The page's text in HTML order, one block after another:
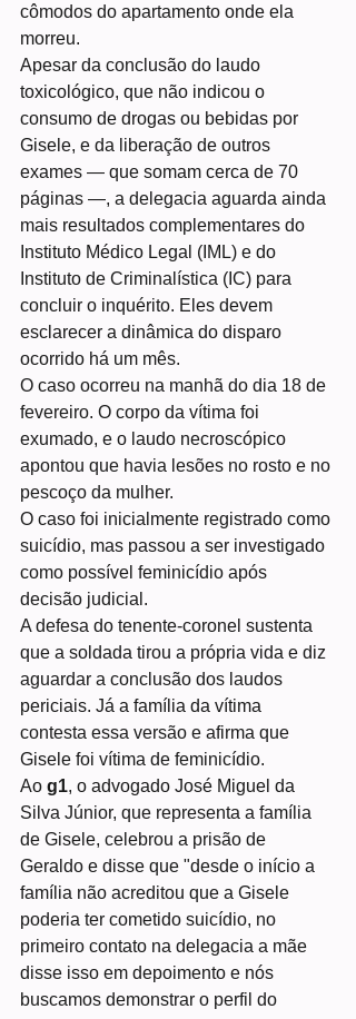
cômodos do apartamento onde ela
morreu.
Apesar da conclusão do laudo
toxicológico, que não indicou o
consumo de drogas ou bebidas por
Gisele, e da liberação de outros
exames — que somam cerca de 70
páginas —, a delegacia aguarda ainda
mais resultados complementares do
Instituto Médico Legal (IML) e do
Instituto de Criminalística (IC) para
concluir o inquérito. Eles devem
esclarecer a dinâmica do disparo
ocorrido há um mês.
O caso ocorreu na manhã do dia 18 de
fevereiro. O corpo da vítima foi
exumado, e o laudo necroscópico
apontou que havia lesões no rosto e no
pescoço da mulher.
O caso foi inicialmente registrado como
suicídio, mas passou a ser investigado
como possível feminicídio após
decisão judicial.
A defesa do tenente-coronel sustenta
que a soldada tirou a própria vida e diz
aguardar a conclusão dos laudos
periciais. Já a família da vítima
contesta essa versão e afirma que
Gisele foi vítima de feminicídio.
Ao g1, o advogado José Miguel da
Silva Júnior, que representa a família
de Gisele, celebrou a prisão de
Geraldo e disse que "desde o início a
família não acreditou que a Gisele
poderia ter cometido suicídio, no
primeiro contato na delegacia a mãe
disse isso em depoimento e nós
buscamos demonstrar o perfil do